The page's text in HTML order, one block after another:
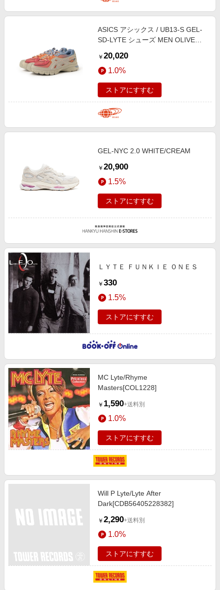
ASICS アシックス / UB13-S GEL-
SD-LYTE シューズ MEN OLIVE
￥ 20,020
1.0%
ストアにすすむ
GEL-NYC 2.0 WHITE/CREAM
￥ 20,900
1.5%
ストアにすすむ
ＬＹＴＥ ＦＵＮＫＩＥ ＯＮＥＳ
￥ 330
1.5%
ストアにすすむ
MC Lyte/Rhyme
Masters[COL1228]
￥ 1,590+送料別
1.0%
ストアにすすむ
Will P Lyte/Lyte After
Dark[CDB56405228382]
￥ 2,290+送料別
1.0%
ストアにすすむ